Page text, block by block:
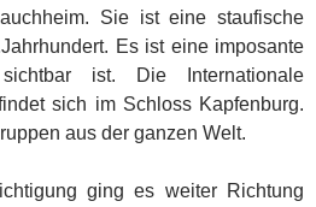
Sie ist eine staufische
Es ist eine imposante
ist. Die Internationale
sich im Schloss Kapfenburg.
aus der ganzen Welt.
ging es weiter Richtung